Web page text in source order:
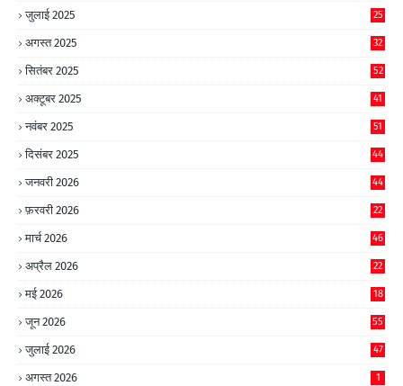
जुलाई 2025 25
अगस्त 2025 32
सितंबर 2025 52
अक्टूबर 2025 41
नवंबर 2025 51
दिसंबर 2025 44
जनवरी 2026 44
फ़रवरी 2026 22
मार्च 2026 46
अप्रैल 2026 22
मई 2026 18
जून 2026 55
जुलाई 2026 47
अगस्त 2026 1